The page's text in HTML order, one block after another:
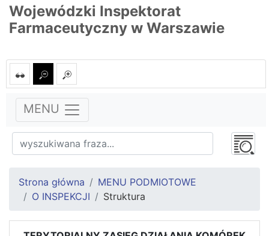
Wojewódzki Inspektorat
Farmaceutyczny w Warszawie
MENU
Strona główna
MENU PODMIOTOWE
O INSPEKCJI
Struktura